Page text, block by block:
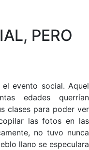
PERO
evento social. Aquel
edades querrían
clases para poder ver
las fotos en las
no tuvo nunca
llano se especulara